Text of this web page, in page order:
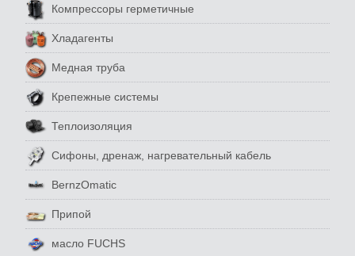
Компрессоры герметичные
Хладагенты
Медная труба
Крепежные системы
Теплоизоляция
Сифоны, дренаж, нагревательный кабель
BernzOmatic
Припой
масло FUCHS